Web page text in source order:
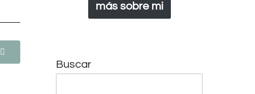
más sobre mi
Buscar